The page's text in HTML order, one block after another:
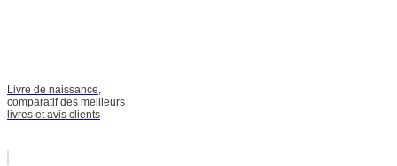
Livre de naissance,
comparatif des meilleurs
livres et avis clients